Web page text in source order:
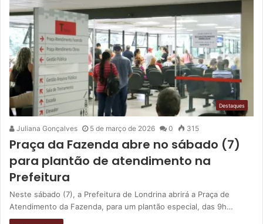
Destaques
Juliana Gonçalves 5 de março de 2026 0 315
Praça da Fazenda abre no sábado (7)
para plantão de atendimento na
Prefeitura
Neste sábado (7), a Prefeitura de Londrina abrirá a Praça de
Atendimento da Fazenda, para um plantão especial, das 9h…